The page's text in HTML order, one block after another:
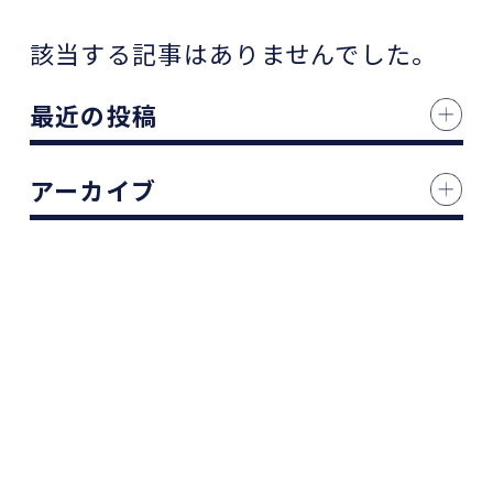
該当する記事はありませんでした。
最近の投稿
アーカイブ